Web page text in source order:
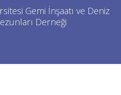
Gemi İnşaatı ve Deniz
Derneği